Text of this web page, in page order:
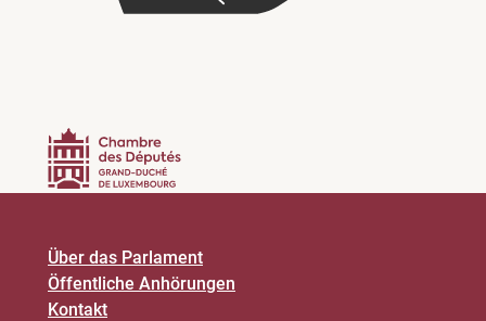
Über das Parlament
Öffentliche Anhörungen
Kontakt